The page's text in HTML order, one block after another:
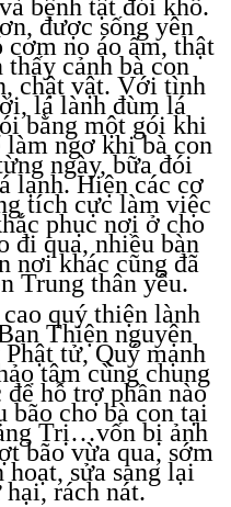
bệnh tật đói khổ.
được sống yên
no áo ấm, thật
cảnh bà con
chật vật. Với tình
lá lành đùm lá
bằng một gói khi
làm ngơ khi bà con
ngày, bữa đói
lạnh. Hiện các cơ
tích cực làm việc
phục nơi ở cho
đi qua, nhiều bàn
nơi khác cũng đã
Trung thân yêu.
quý thiện lành
Thiện nguyện
tử, Quý mạnh
tâm cùng chung
hỗ trợ phần nào
bão cho bà con tại
Trị…vốn bị ảnh
bão vừa qua, sớm
sửa sang lại
rách nát.